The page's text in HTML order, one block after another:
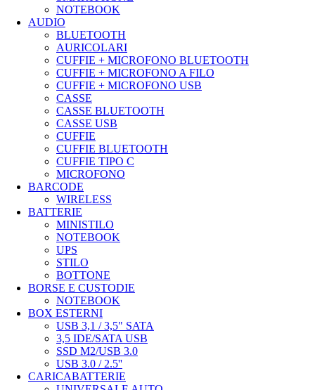
NOTEBOOK
AUDIO
BLUETOOTH
AURICOLARI
CUFFIE + MICROFONO BLUETOOTH
CUFFIE + MICROFONO A FILO
CUFFIE + MICROFONO USB
CASSE
CASSE BLUETOOTH
CASSE USB
CUFFIE
CUFFIE BLUETOOTH
CUFFIE TIPO C
MICROFONO
BARCODE
WIRELESS
BATTERIE
MINISTILO
NOTEBOOK
UPS
STILO
BOTTONE
BORSE E CUSTODIE
NOTEBOOK
BOX ESTERNI
USB 3,1 / 3,5" SATA
3,5 IDE/SATA USB
SSD M2/USB 3.0
USB 3.0 / 2.5''
CARICABATTERIE